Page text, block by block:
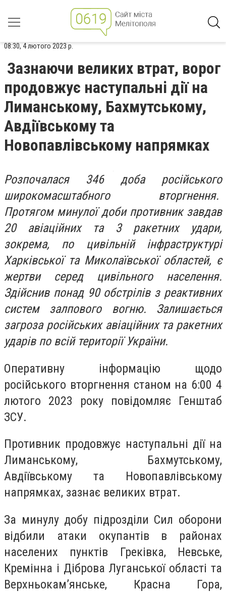
08:30, 4 лютого 2023 р.
Зазнаючи великих втрат, ворог
продовжує наступальні дії на
Лиманському, Бахмутському,
Авдіївському та
Новопавлівському напрямках
Розпочалася 346 доба російського
широкомасштабного вторгнення.
Протягом минулої доби противник завдав
20 авіаційних та 3 ракетних удари,
зокрема, по цивільній інфраструктурі
Харківської та Миколаївської областей, є
жертви серед цивільного населення.
Здійснив понад 90 обстрілів з реактивних
систем залпового вогню. Залишається
загроза російських авіаційних та ракетних
ударів по всій території України.
Оперативну інформацію щодо
російського вторгнення станом на 6:00 4
лютого 2023 року повідомляє Генштаб
ЗСУ.
Противник продовжує наступальні дії на
Лиманському, Бахмутському,
Авдіївському та Новопавлівському
напрямках, зазнає великих втрат.
За минулу добу підрозділи Сил оборони
відбили атаки окупантів в районах
населених пунктів Греківка, Невське,
Кремінна і Діброва Луганської області та
Верхньокам’янське, Красна Гора,